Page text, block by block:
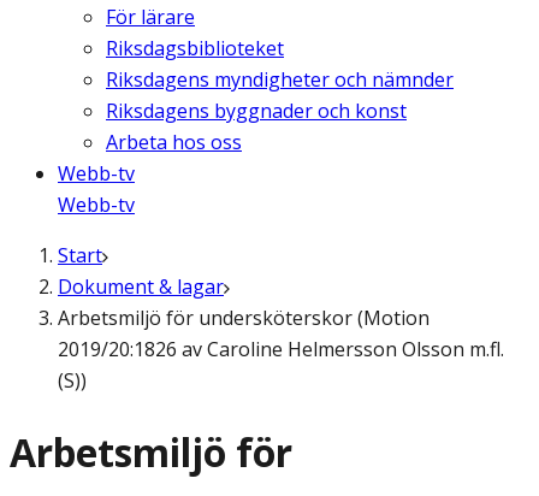
För lärare
Riksdagsbiblioteket
Riksdagens myndigheter och nämnder
Riksdagens byggnader och konst
Arbeta hos oss
Webb-tv
Webb-tv
Start
Dokument & lagar
Arbetsmiljö för undersköterskor (Motion
2019/20:1826 av Caroline Helmersson Olsson m.fl.
(S))
Arbetsmiljö för